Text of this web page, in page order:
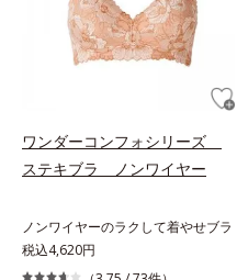
ワンダーコンフォシリーズ
ステキブラ ノンワイヤー
ノンワイヤーのラクして着やせブラ
税込4,620円